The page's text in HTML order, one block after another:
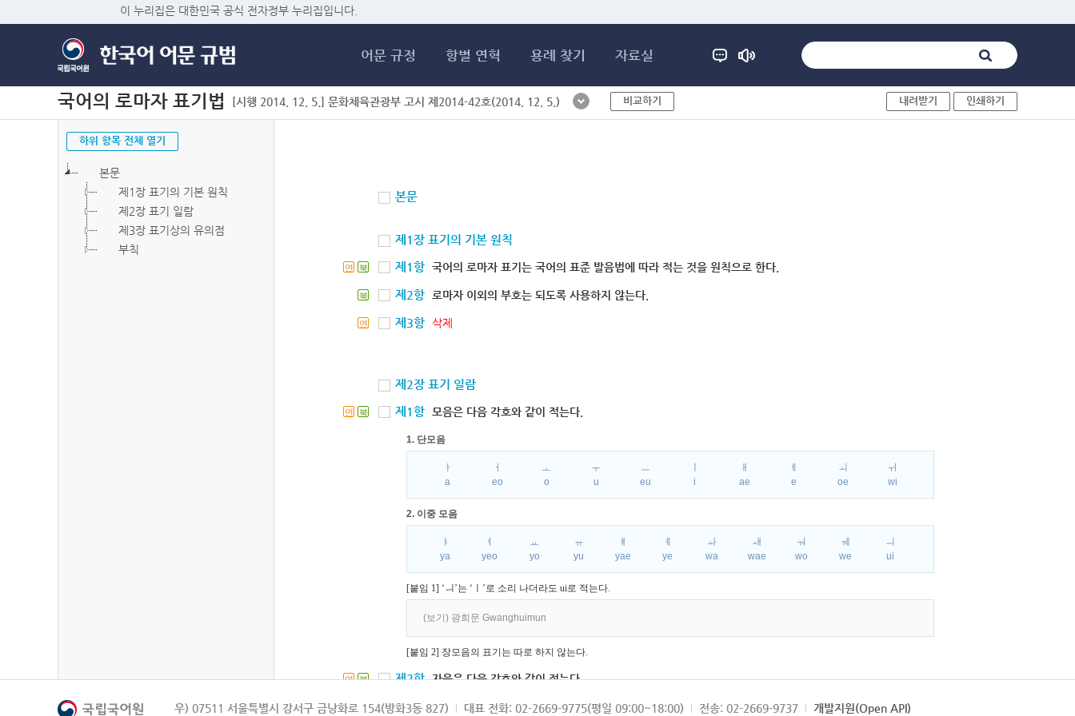
이 누리집은 대한민국 공식 전자정부 누리집입니다.
어문 규정 항별 연혁 용례 찾기 자료실
국어의 로마자 표기법 [시행 2014. 12. 5.] 문화체육관광부 고시 제2014-42호(2014. 12. 5.) 비교하기 내려받기 인쇄하기
하위 항목 전체 열기
본문
제1장 표기의 기본 원칙
제2장 표기 일람
제3장 표기상의 유의점
부칙
본문
제1장 표기의 기본 원칙
연 북 제1항 국어의 로마자 표기는 국어의 표준 발음법에 따라 적는 것을 원칙으로 한다.
북 제2항 로마자 이외의 부호는 되도록 사용하지 않는다.
연 제3항 삭제
제2장 표기 일람
연 북 제1항 모음은 다음 각호와 같이 적는다.
1. 단모음
ㅏ
a
ㅓ
eo
ㅗ
o
ㅜ
u
ㅡ
eu
i
ㅐ
ae
ㅔ
e
ㅚ
oe
ㅟ
wi
2. 이중 모음
ㅑ
ya
ㅕ
yeo
ㅛ
yo
ㅠ
yu
ㅒ
yae
ㅖ
ye
ㅘ
wa
ㅙ
wae
ㅝ
wo
ㅞ
we
ㅢ
ui
[붙임 1] ‘ㅢ’는 ‘ㅣ’로 소리 나더라도 ui로 적는다.
(보기) 광희문 Gwanghuimun
[붙임 2] 장모음의 표기는 따로 하지 않는다.
연 북 제2항 자음은 다음 각호와 같이 적는다.
1. 파열음
우) 07511 서울특별시 강서구 금낭화로 154(방화3동 827) 대표 전화: 02-2669-9775(평일 09:00~18:00) 전송: 02-2669-9737 개발지원(Open API)